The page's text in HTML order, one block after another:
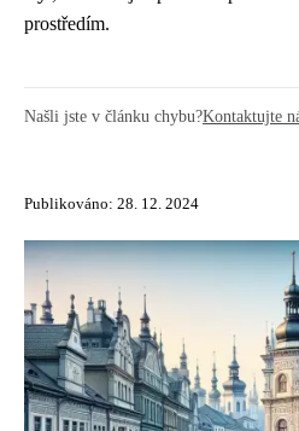
prostředím.
Našli jste v článku chybu?Kontaktujte
Publikováno: 28. 12. 2024